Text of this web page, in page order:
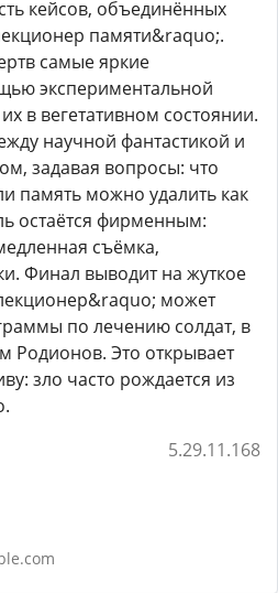
кейсов, объединённых
памяти&raquo;.
самые яркие
экспериментальной
в вегетативном состоянии.
научной фантастикой и
задавая вопросы: что
память можно удалить как
остаётся фирменным:
съёмка,
Финал выводит на жуткое
может
по лечению солдат, в
Родионов. Это открывает
зло часто рождается из
5.29.11.168